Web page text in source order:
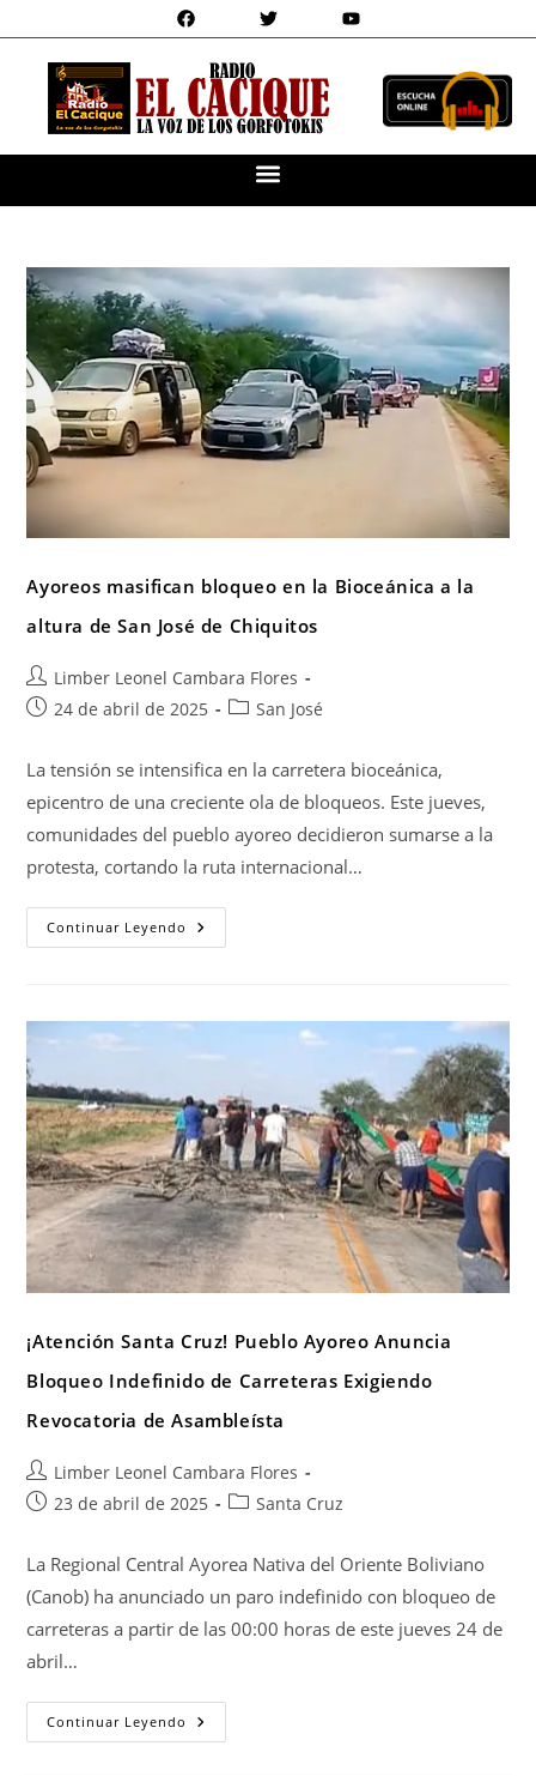
Ayoreos masifican bloqueo en la Bioceánica a la
altura de San José de Chiquitos
Limber Leonel Cambara Flores
24 de abril de 2025
San José
La tensión se intensifica en la carretera bioceánica,
epicentro de una creciente ola de bloqueos. Este jueves,
comunidades del pueblo ayoreo decidieron sumarse a la
protesta, cortando la ruta internacional…
Continuar Leyendo
¡Atención Santa Cruz! Pueblo Ayoreo Anuncia
Bloqueo Indefinido de Carreteras Exigiendo
Revocatoria de Asambleísta
Limber Leonel Cambara Flores
23 de abril de 2025
Santa Cruz
La Regional Central Ayorea Nativa del Oriente Boliviano
(Canob) ha anunciado un paro indefinido con bloqueo de
carreteras a partir de las 00:00 horas de este jueves 24 de
abril…
Continuar Leyendo